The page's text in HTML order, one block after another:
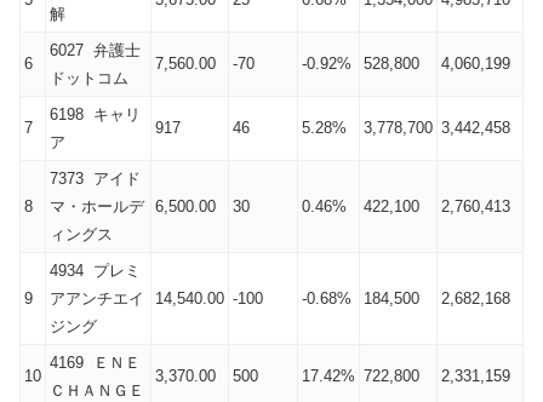
解
6
6027 弁護士
ドットコム
7,560.00 -70 -0.92% 528,800 4,060,199
7
6198 キャリ
ア
917 46 5.28% 3,778,700 3,442,458
8
7373 アイド
マ・ホールデ
ィングス
6,500.00 30 0.46% 422,100 2,760,413
9
4934 プレミ
アアンチエイ
ジング
14,540.00 -100 -0.68% 184,500 2,682,168
10
4169 ＥＮＥ
ＣＨＡＮＧＥ
3,370.00 500 17.42% 722,800 2,331,159